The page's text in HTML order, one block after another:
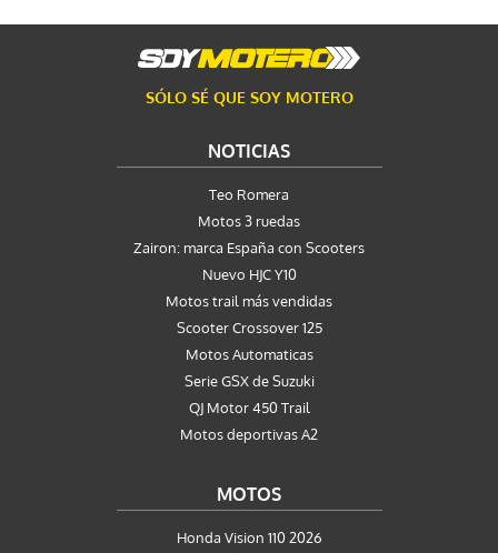
SÓLO SÉ QUE SOY MOTERO
NOTICIAS
Teo Romera
Motos 3 ruedas
Zairon: marca España con Scooters
Nuevo HJC Y10
Motos trail más vendidas
Scooter Crossover 125
Motos Automaticas
Serie GSX de Suzuki
QJ Motor 450 Trail
Motos deportivas A2
MOTOS
Honda Vision 110 2026